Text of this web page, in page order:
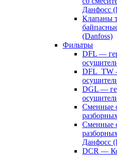
Данфосс
Клапаны
(Danfoss)
Фильтры
DFL —
DFL_TW
DGL —
Сменные
Сменные
Данфосс
DCR —